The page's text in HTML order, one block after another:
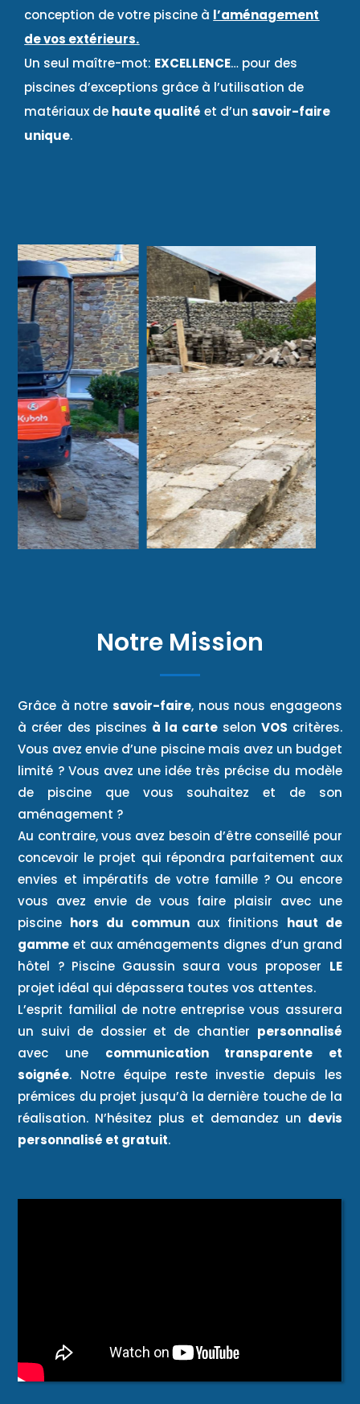
conception de votre piscine à l’aménagement
de vos extérieurs.
Un seul maître-mot: EXCELLENCE… pour des
piscines d’exceptions grâce à l’utilisation de
matériaux de haute qualité et d’unsavoir-faire
unique.
Notre Mission
Grâce à notre savoir-faire, nous nous engageons
à créer des piscines à la carteselon VOS critères.
Vous avez envie d’une piscine mais avez un budget
limité ? Vous avez une idée très précise du modèle
de piscine que vous souhaitez et de son
aménagement ?
Au contraire, vous avez besoin d’être conseillé pour
concevoir le projet qui répondra parfaitement aux
envies et impératifs de votre famille ? Ou encore
vous avez envie de vous faire plaisir avec une
piscine hors du communaux finitions haut de
gamme et aux aménagements dignes d’un grand
hôtel ? Piscine Gaussin saura vous proposer LE
projet idéal qui dépassera toutes vos attentes.
L’esprit familial de notre entreprise vous assurera
un suivi de dossier et de chantier personnalisé
avec une communication transparente et
soignée. Notre équipe reste investie depuis les
prémices du projet jusqu’à la dernière touche de la
réalisation. N’hésitez plus et demandez un devis
personnalisé et gratuit.